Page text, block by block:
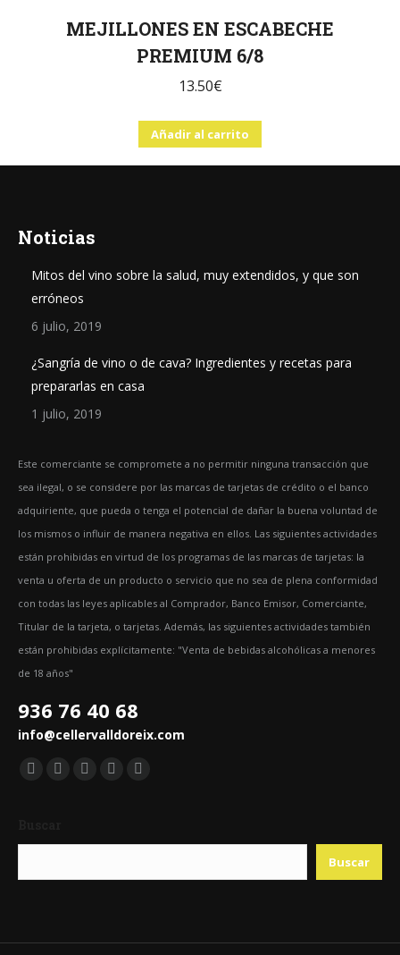
MEJILLONES EN ESCABECHE
PREMIUM 6/8
13.50€
Añadir al carrito
Noticias
Mitos del vino sobre la salud, muy extendidos, y que son
erróneos
6 julio, 2019
¿Sangría de vino o de cava? Ingredientes y recetas para
prepararlas en casa
1 julio, 2019
Este comerciante se compromete a no permitir ninguna transacción que
sea ilegal, o se considere por las marcas de tarjetas de crédito o el banco
adquiriente, que pueda o tenga el potencial de dañar la buena voluntad de
los mismos o influir de manera negativa en ellos. Las siguientes actividades
están prohibidas en virtud de los programas de las marcas de tarjetas: la
venta u oferta de un producto o servicio que no sea de plena conformidad
con todas las leyes aplicables al Comprador, Banco Emisor, Comerciante,
Titular de la tarjeta, o tarjetas. Además, las siguientes actividades también
están prohibidas explícitamente: "Venta de bebidas alcohólicas a menores
de 18 años"
936 76 40 68
info@cellervalldoreix.com
Encuéntranos en:
Facebook
in
Twitter
in
YouTube
in
Pinterest
in
Instagram
in
Buscar